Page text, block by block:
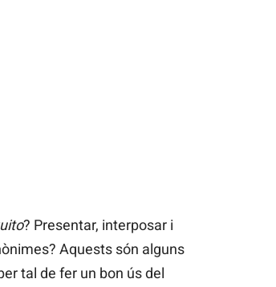
? Presentar, interposar i
Aquests són alguns
tal de fer un bon ús del